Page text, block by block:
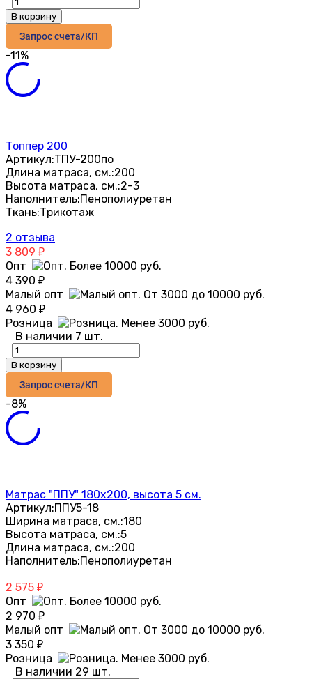
В корзину
Запрос счета/КП
-11%
Топпер 200
Артикул:ТПУ-200по
Длина матраса, см.:200
Высота матраса, см.:2-3
Наполнитель:Пенополиуретан
Ткань:Трикотаж
2 отзыва
3 809 ₽
Опт
4 390 ₽
Малый опт
4 960 ₽
Розница
В наличии 7 шт.
В корзину
Запрос счета/КП
-8%
Матрас "ППУ" 180х200, высота 5 см.
Артикул:ППУ5-18
Ширина матраса, см.:180
Высота матраса, см.:5
Длина матраса, см.:200
Наполнитель:Пенополиуретан
2 575 ₽
Опт
2 970 ₽
Малый опт
3 350 ₽
Розница
В наличии 29 шт.